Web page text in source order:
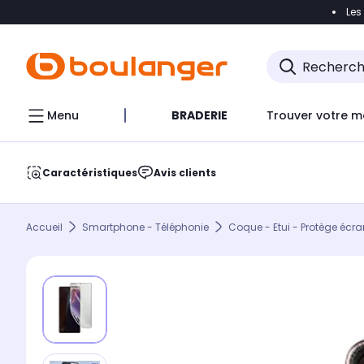
Accéder
Menu BRADERIE Trouver votre
Caractéristiques Avis clients
Accueil Smartphone - Téléphonie Coque - Etui - Protège